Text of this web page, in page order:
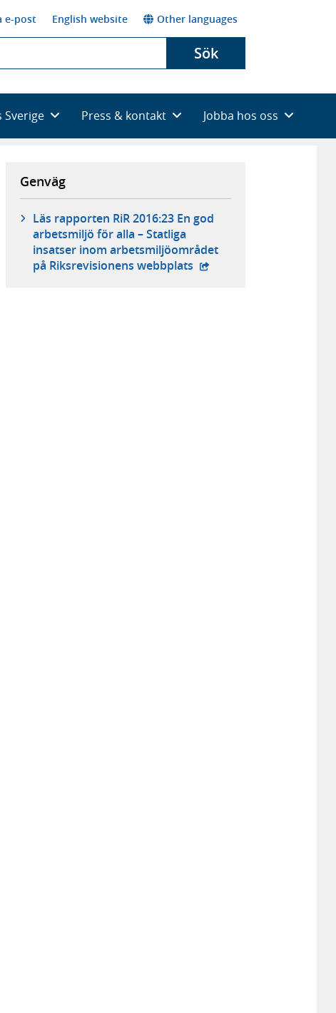
e-post English website Other languages
Sök
Sverige Press & kontakt Jobba hos oss
Genväg
Läs rapporten RiR 2016:23 En god
arbetsmiljö för alla – Statliga
insatser inom arbetsmiljöområdet
på Riksrevisionens webbplats - extern webbplats,